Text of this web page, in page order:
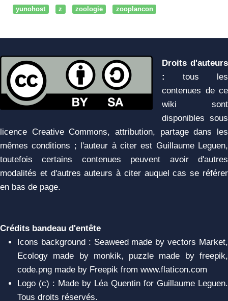
yunohost
z zoologie zooplancon
Droits d'auteurs
:
tous les
contenues de ce
wiki sont
disponibles sous
licence Creative Commons, attribution, partage dans les
mêmes conditions ; l'auteur à citer est Guillaume Leguen,
toutefois certains contenues peuvent avoir d'autres
modalités et d'autres auteurs à citer auquel cas se référer
en bas de page.
Crédits bandeau d'entête
Icons background : Seaweed made by vectors Market,
Ecology made by monkik, puzzle made by freepik,
code.png made by Freepik from www.flaticon.com
Logo (c) : Made by Léa Quentin for Guillaume Leguen.
Tous droits réservés.